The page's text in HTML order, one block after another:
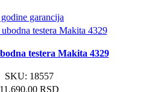
garancija
testera Makita 4329
SKU: 18557
11.690,00 RSD